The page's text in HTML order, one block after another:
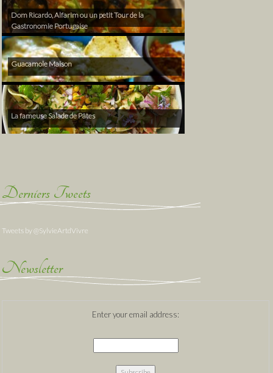
Dom Ricardo, Alfarim ou un petit Tour de la
Gastronomie Portugaise
Guacamole Maison
La fameuse Salade de Pâtes
Derniers Tweets
Tweets by @SylvieArtdVivre
Newsletter
Enter your email address: